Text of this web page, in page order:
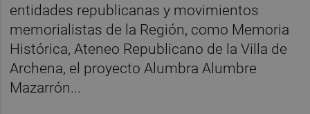
entidades republicanas y movimientos
memorialistas de la Región, como Memoria
Histórica, Ateneo Republicano de la Villa de
Archena, el proyecto Alumbra Alumbre
Mazarrón...